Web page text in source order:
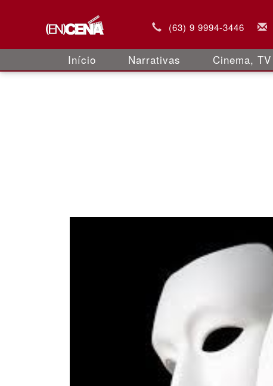
(63) 9 9994-3446
Início Narrativas Cinema,